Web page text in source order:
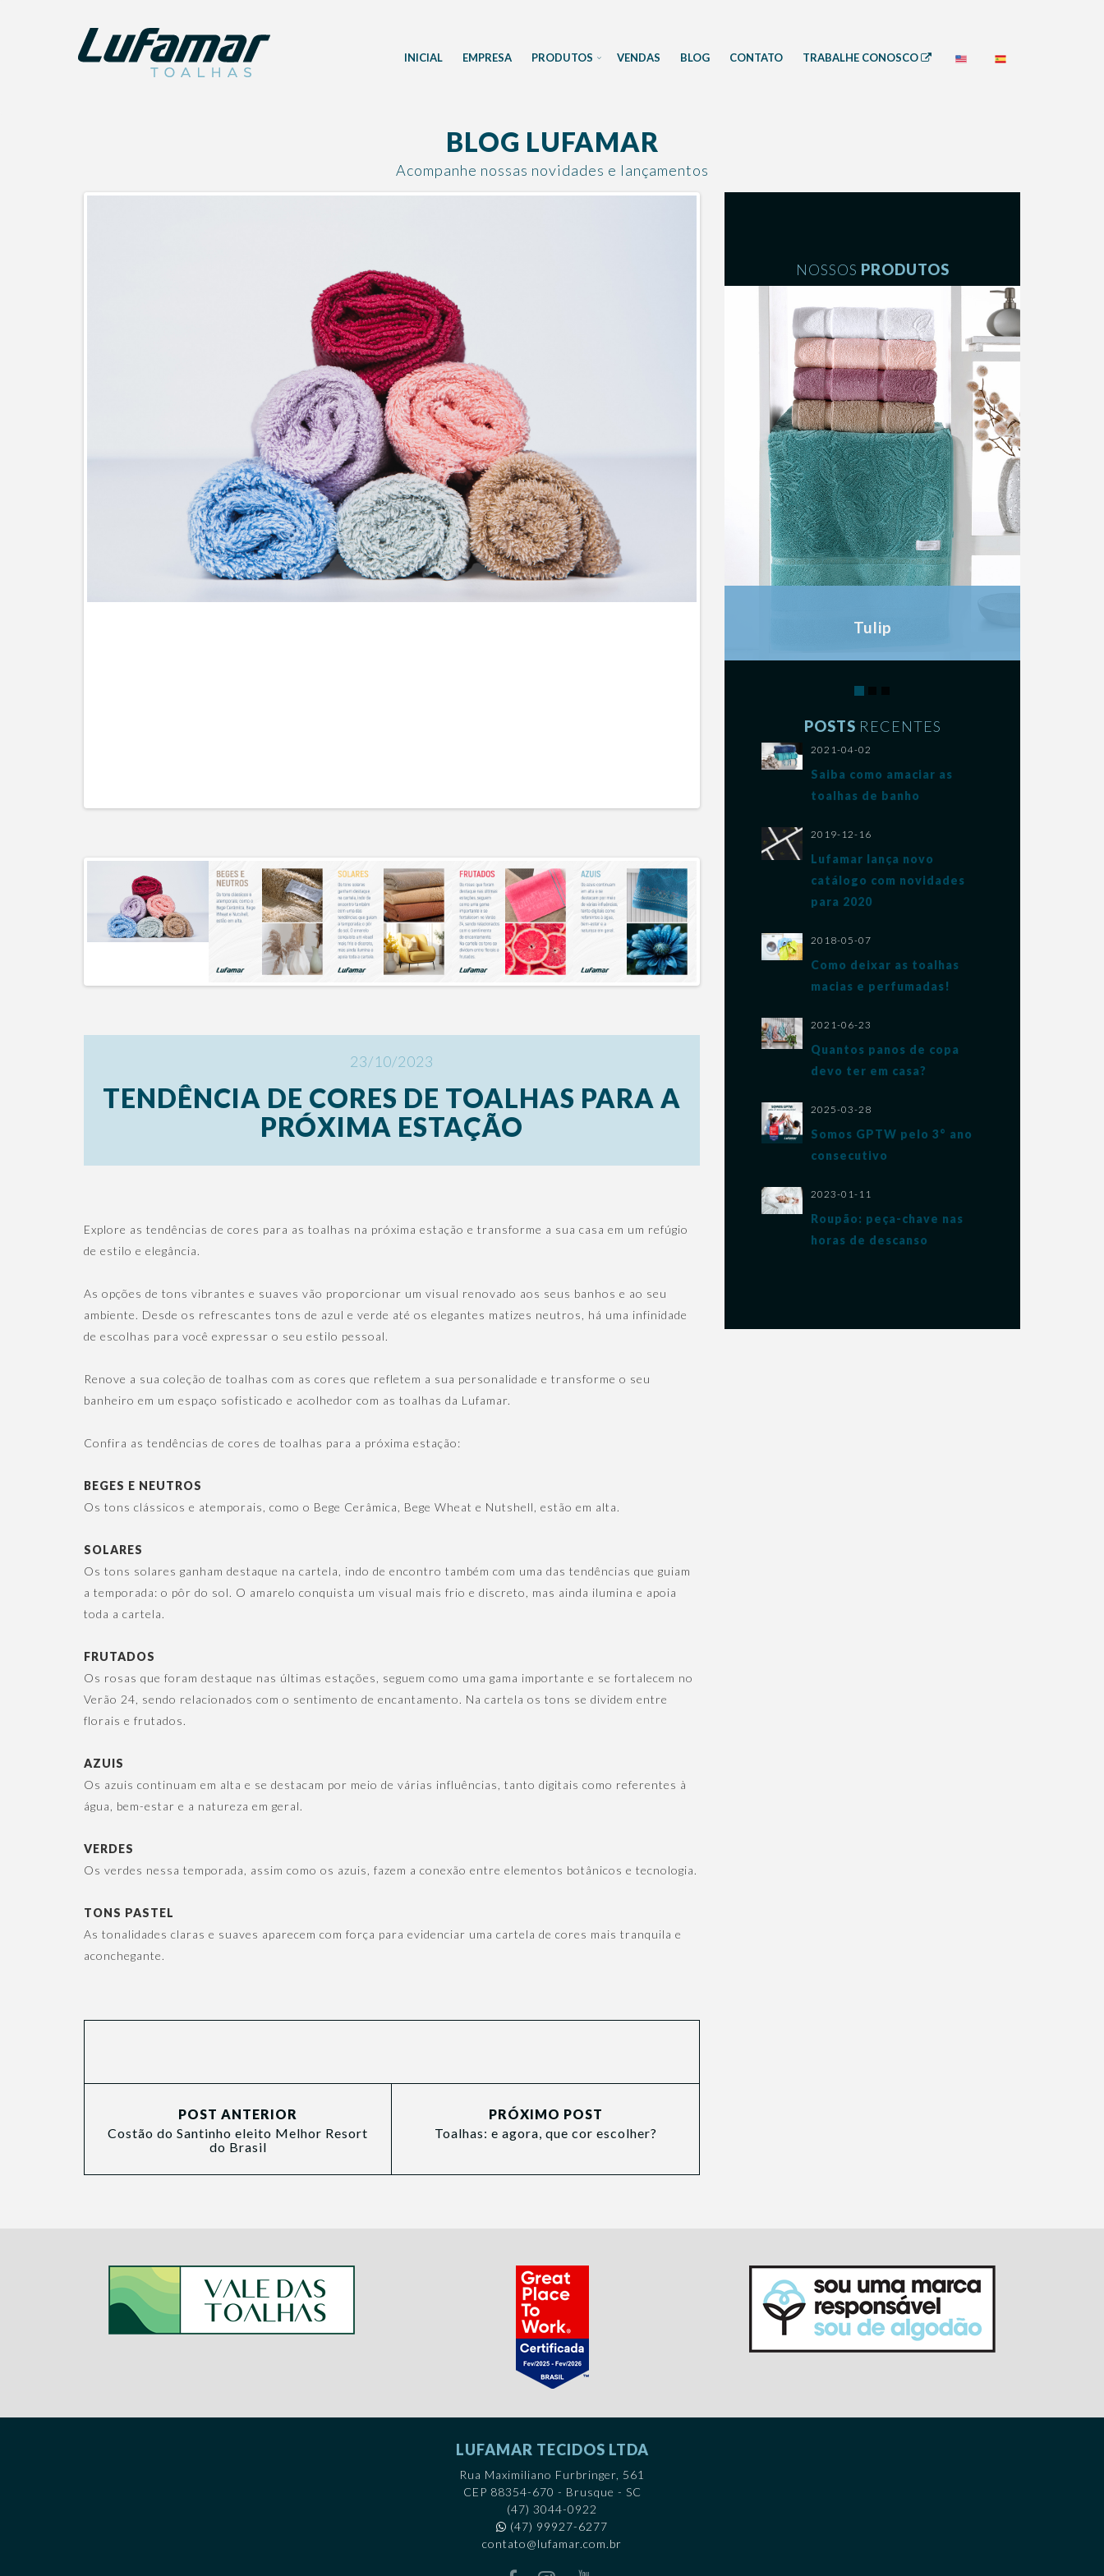
INICIAL EMPRESA PRODUTOS VENDAS BLOG CONTATO TRABALHE CONOSCO
BLOG LUFAMAR
Acompanhe nossas novidades e lançamentos
23/10/2023
TENDÊNCIA DE CORES DE TOALHAS PARA A
PRÓXIMA ESTAÇÃO
Explore as tendências de cores para as toalhas na próxima estação e transforme a sua casa em um refúgio
de estilo e elegância.
As opções de tons vibrantes e suaves vão proporcionar um visual renovado aos seus banhos e ao seu
ambiente. Desde os refrescantes tons de azul e verde até os elegantes matizes neutros, há uma infinidade
de escolhas para você expressar o seu estilo pessoal.
Renove a sua coleção de toalhas com as cores que refletem a sua personalidade e transforme o seu
banheiro em um espaço sofisticado e acolhedor com as toalhas da Lufamar.
Confira as tendências de cores de toalhas para a próxima estação:
BEGES E NEUTROS
Os tons clássicos e atemporais, como o Bege Cerâmica, Bege Wheat e Nutshell, estão em alta.
SOLARES
Os tons solares ganham destaque na cartela, indo de encontro também com uma das tendências que guiam
a temporada: o pôr do sol. O amarelo conquista um visual mais frio e discreto, mas ainda ilumina e apoia
toda a cartela.
FRUTADOS
Os rosas que foram destaque nas últimas estações, seguem como uma gama importante e se fortalecem no
Verão 24, sendo relacionados com o sentimento de encantamento. Na cartela os tons se dividem entre
florais e frutados.
AZUIS
Os azuis continuam em alta e se destacam por meio de várias influências, tanto digitais como referentes à
água, bem-estar e a natureza em geral.
VERDES
Os verdes nessa temporada, assim como os azuis, fazem a conexão entre elementos botânicos e tecnologia.
TONS PASTEL
As tonalidades claras e suaves aparecem com força para evidenciar uma cartela de cores mais tranquila e
aconchegante.
POST ANTERIOR
Costão do Santinho eleito Melhor Resort
do Brasil
PRÓXIMO POST
Toalhas: e agora, que cor escolher?
NOSSOS PRODUTOS
Tulip
VER PRODUTO
POSTS RECENTES
2021-04-02
Saiba como amaciar as
toalhas de banho
2019-12-16
Lufamar lança novo
catálogo com novidades
para 2020
2018-05-07
Como deixar as toalhas
macias e perfumadas!
2021-06-23
Quantos panos de copa
devo ter em casa?
2025-03-28
Somos GPTW pelo 3° ano
consecutivo
2023-01-11
Roupão: peça-chave nas
horas de descanso
LUFAMAR TECIDOS LTDA
Rua Maximiliano Furbringer, 561
CEP 88354-670 - Brusque - SC
(47) 3044-0922
(47) 99927-6277
contato@lufamar.com.br